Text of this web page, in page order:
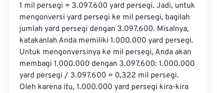
1 mil persegi = 3.097.600 yard persegi. Jadi, untuk
mengonversi yard persegi ke mil persegi, bagilah
jumlah yard persegi dengan 3.097.600. Misalnya,
katakanlah Anda memiliki 1.000.000 yard persegi.
Untuk mengonversinya ke mil persegi, Anda akan
membagi 1.000.000 dengan 3.097.600: 1.000.000
yard persegi / 3.097.600 = 0,322 mil persegi.
Oleh karena itu, 1.000.000 yard persegi kira-kira